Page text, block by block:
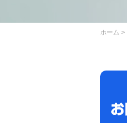
ホーム